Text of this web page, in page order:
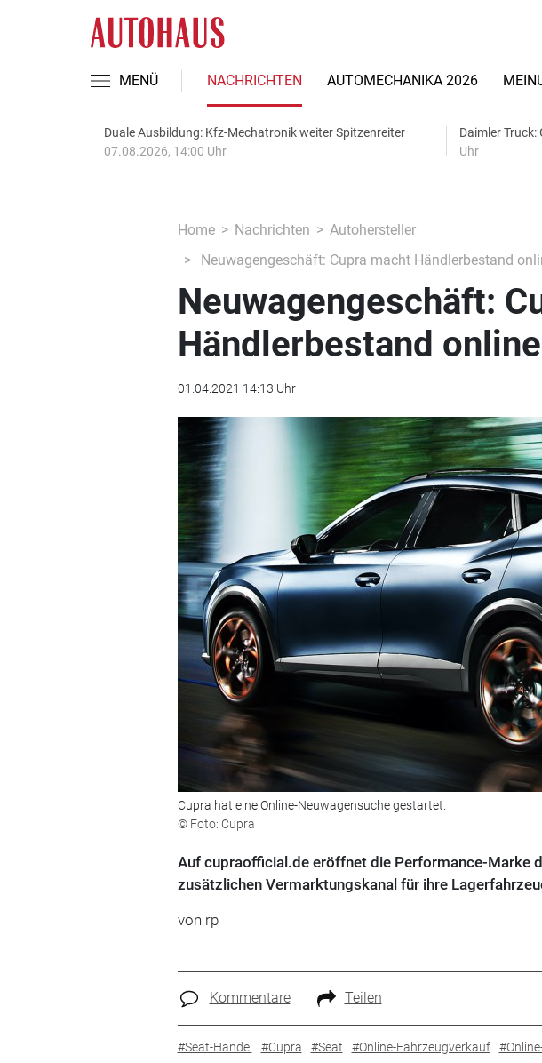
MENÜ NACHRICHTEN AUTOMECHANIKA 2026
Duale Ausbildung: Kfz-Mechatronik weiter Spitzenreiter
07.08.2026, 14:00 Uhr
Daimler
Uhr
Home Nachrichten
Autohersteller
Neuwagengeschäft: Cupra macht Händlerbestand
Neuwagengeschäft:
Händlerbestand
01.04.2021 14:13 Uhr
Cupra hat eine Online-Neuwagensuche gestartet.
© Foto: Cupra
Auf cupraofficial.de eröffnet die Performance-Marke
zusätzlichen Vermarktungskanal für ihre
von rp
Kommentare Teilen
#Seat-Handel #Cupra #Seat #Online-Fahrzeugverkauf